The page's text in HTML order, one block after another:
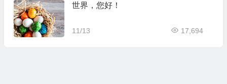
世界，您好！
11/13 17,694